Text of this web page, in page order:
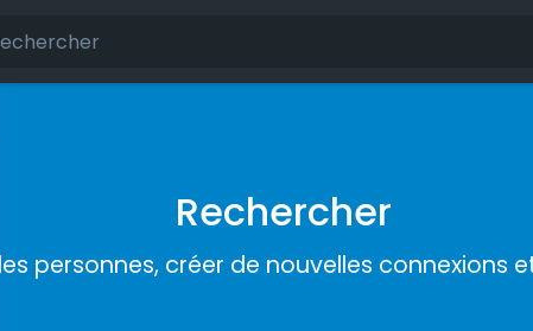
Rechercher
personnes, créer de nouvelles connexions